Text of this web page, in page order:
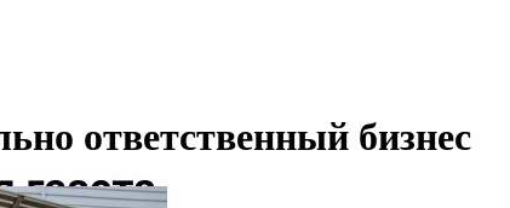
ответственный бизнес